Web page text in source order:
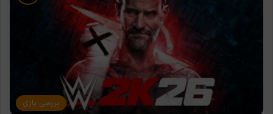
بررسی بازی